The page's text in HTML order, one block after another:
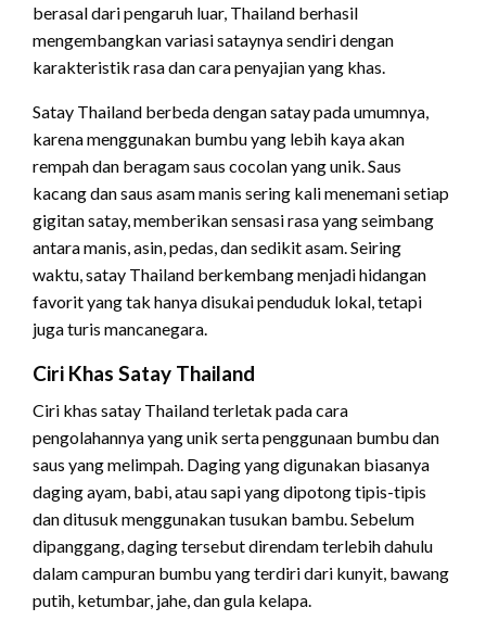
berasal dari pengaruh luar, Thailand berhasil
mengembangkan variasi sataynya sendiri dengan
karakteristik rasa dan cara penyajian yang khas.
Satay Thailand berbeda dengan satay pada umumnya,
karena menggunakan bumbu yang lebih kaya akan
rempah dan beragam saus cocolan yang unik. Saus
kacang dan saus asam manis sering kali menemani setiap
gigitan satay, memberikan sensasi rasa yang seimbang
antara manis, asin, pedas, dan sedikit asam. Seiring
waktu, satay Thailand berkembang menjadi hidangan
favorit yang tak hanya disukai penduduk lokal, tetapi
juga turis mancanegara.
Ciri Khas Satay Thailand
Ciri khas satay Thailand terletak pada cara
pengolahannya yang unik serta penggunaan bumbu dan
saus yang melimpah. Daging yang digunakan biasanya
daging ayam, babi, atau sapi yang dipotong tipis-tipis
dan ditusuk menggunakan tusukan bambu. Sebelum
dipanggang, daging tersebut direndam terlebih dahulu
dalam campuran bumbu yang terdiri dari kunyit, bawang
putih, ketumbar, jahe, dan gula kelapa.